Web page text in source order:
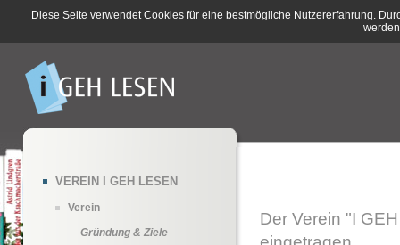
Diese Seite verwendet Cookies für eine bestmögliche Nutzererfahrung.
VEREIN I GEH LESEN
Verein
Gründung & Ziele
Der Verein "I